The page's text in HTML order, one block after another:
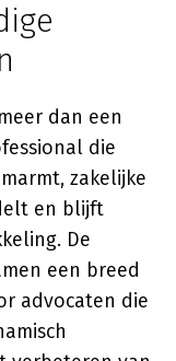
dan een
die
zakelijke
en blijft
De
een breed
advocaten die